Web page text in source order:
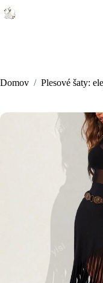
Skip
to
Domov / Plesové šaty: